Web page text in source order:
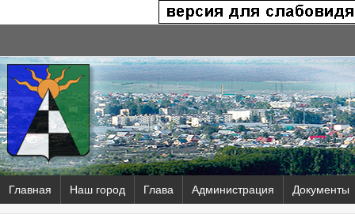
Главная Наш город Глава Администрация Документы